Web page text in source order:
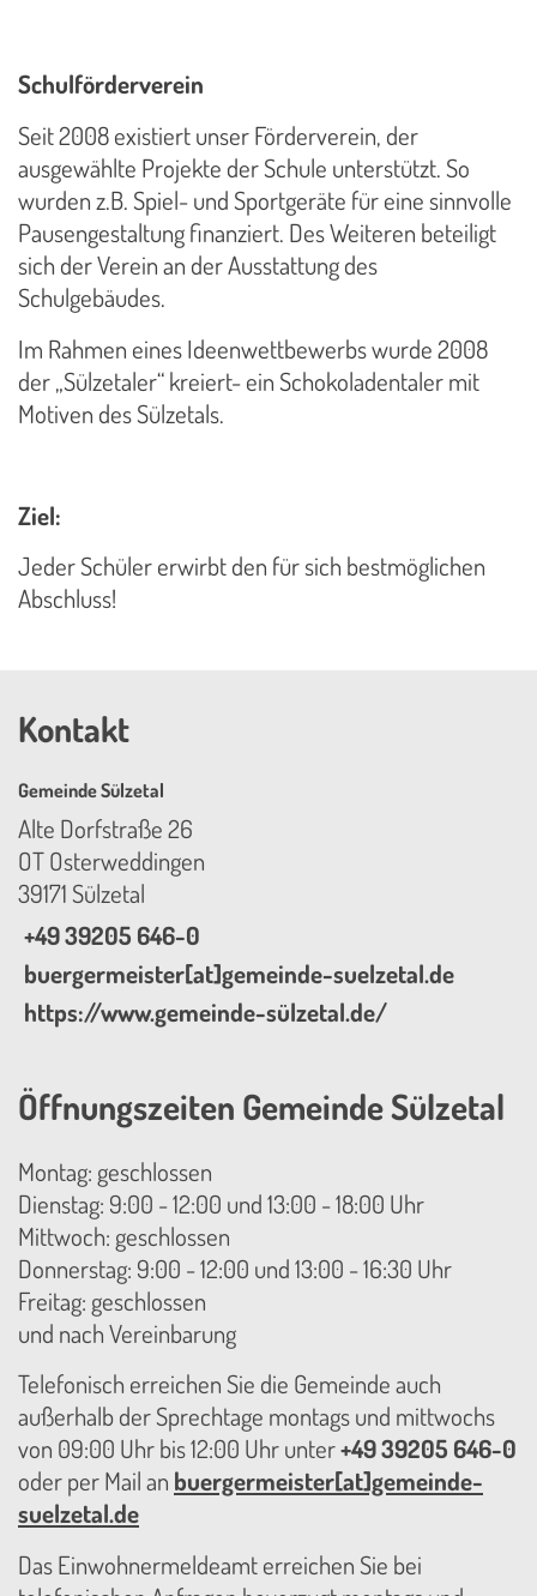
Schulförderverein
Seit 2008 existiert unser Förderverein, der
ausgewählte Projekte der Schule unterstützt. So
wurden z.B. Spiel- und Sportgeräte für eine sinnvolle
Pausengestaltung finanziert. Des Weiteren beteiligt
sich der Verein an der Ausstattung des
Schulgebäudes.
Im Rahmen eines Ideenwettbewerbs wurde 2008
der „Sülzetaler“ kreiert- ein Schokoladentaler mit
Motiven des Sülzetals.
Ziel:
Jeder Schüler erwirbt den für sich bestmöglichen
Abschluss!
Kontakt
Gemeinde Sülzetal
Alte Dorfstraße 26
OT Osterweddingen
39171 Sülzetal
+49 39205 646-0
buergermeister[at]gemeinde-suelzetal.de
https://www.gemeinde-sülzetal.de/
Öffnungszeiten Gemeinde Sülzetal
Montag: geschlossen
Dienstag: 9:00 - 12:00 und 13:00 - 18:00 Uhr
Mittwoch: geschlossen
Donnerstag: 9:00 - 12:00 und 13:00 - 16:30 Uhr
Freitag: geschlossen
und nach Vereinbarung
Telefonisch erreichen Sie die Gemeinde auch
außerhalb der Sprechtage montags und mittwochs
von 09:00 Uhr bis 12:00 Uhr unter+49 39205 646-0
oder per Mail an buergermeister[at]gemeinde-
suelzetal.de
Das Einwohnermeldeamt erreichen Sie bei